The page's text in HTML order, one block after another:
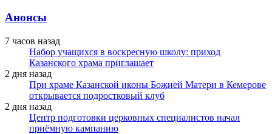
Анонсы
7 часов назад
Набор учащихся в воскресную школу: приход
Казанского храма приглашает
2 дня назад
При храме Казанской иконы Божией Матери в Кемерове
открывается подростковый клуб
2 дня назад
Центр подготовки церковных специалистов начал
приёмную кампанию